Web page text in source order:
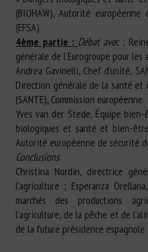
(BIOHAW), Autorité
(EFSA)
4ème partie : Débat avec :
générale de l’Eurogroupe pour les
Andrea Gavinelli, Chef d’unité,
Direction générale de la santé et
(SANTE), Commission européenne
Yves van der Stede, Équipe
biologiques et santé et bien-être
Autorité européenne de sécurité
Conclusions
Christina Nordin, directrice
l’agriculture ; Esperanza
marchés des productions
l’agriculture, de la pêche et de
de la future présidence espagnole